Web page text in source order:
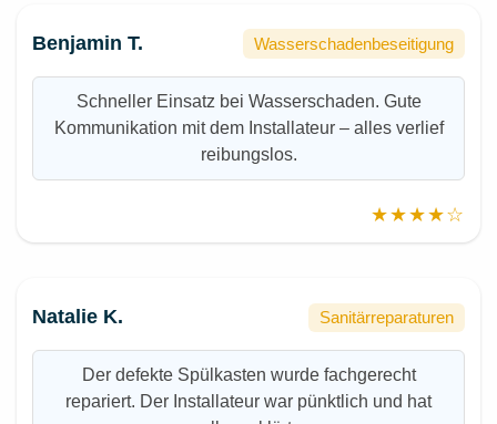
Benjamin T. Wasserschadenbeseitigung
Schneller Einsatz bei Wasserschaden. Gute
Kommunikation mit dem Installateur – alles verlief
reibungslos.
★★★★☆
Natalie K. Sanitärreparaturen
Der defekte Spülkasten wurde fachgerecht
repariert. Der Installateur war pünktlich und hat